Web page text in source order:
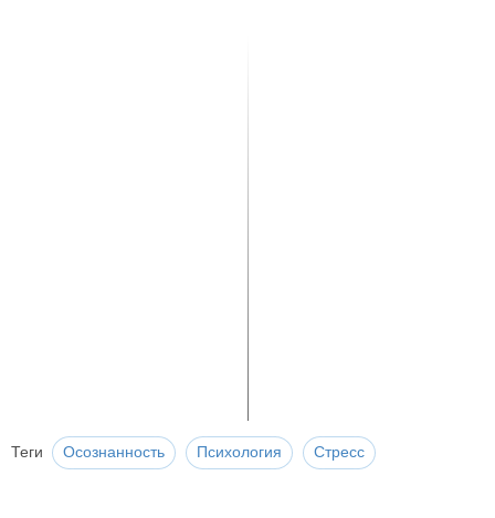
Теги Осознанность Психология Стресс